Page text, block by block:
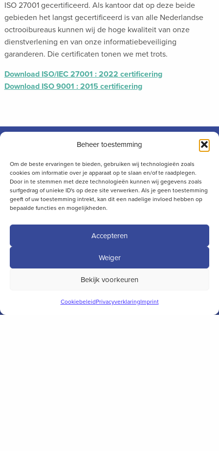
Beheer toestemming
Om de beste ervaringen te bieden, gebruiken wij technologieën zoals
cookies om informatie over je apparaat op te slaan en/of te raadplegen.
Door in te stemmen met deze technologieën kunnen wij gegevens zoals
surfgedrag of unieke ID's op deze site verwerken. Als je geen toestemming
geeft of uw toestemming intrekt, kan dit een nadelige invloed hebben op
bepaalde functies en mogelijkheden.
Accepteren
Weiger
Bekijk voorkeuren
CookiebeleidPrivacyverklaringImprint
ISO 27001 gecertificeerd. Als kantoor dat op deze beide
gebieden het langst gecertificeerd is van alle Nederlandse
octrooibureaus kunnen wij de hoge kwaliteit van onze
dienstverlening en van onze informatiebeveiliging
garanderen. Die certificaten tonen we met trots.
Download ISO/IEC 27001 : 2022 certificering
Download ISO 9001 : 2015 certificering
Bij Patentwerk weet je met wie je zaken doet. We gaan voor het beste
resultaat met een persoonlijke touch, zonder onze professionaliteit uit
het oog te verliezen.
KVK-nr: 17107940
Member of the House of IP